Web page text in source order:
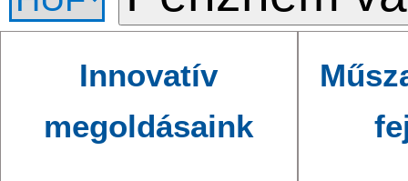
Innovatív
megoldásaink